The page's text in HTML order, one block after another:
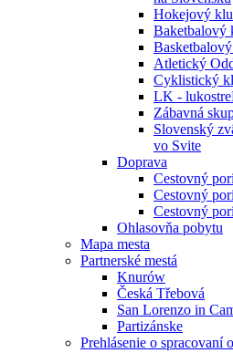
Hokejový
Atletický
Cyklistický
LK -
Zábavná
Slovenský
vo Svite
Doprava
Cestovný
Cestovný
Cestovný
Ohlasovňa pobytu
Mapa mesta
Partnerské mestá
Knurów
Česká Třebová
San Lorenzo in
Partizánske
Prehlásenie o spracovaní